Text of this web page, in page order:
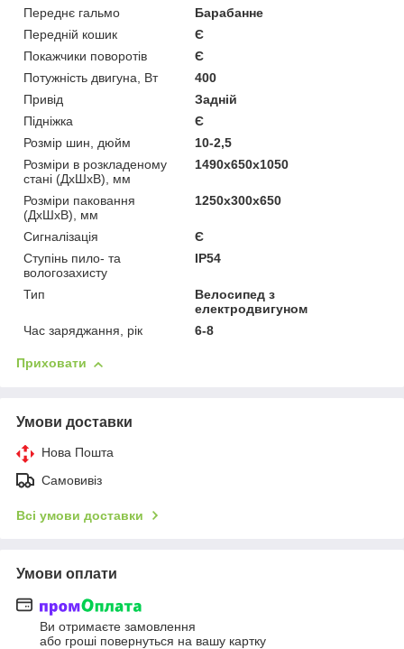
Переднє гальмо
Барабанне
Передній кошик
Є
Покажчики поворотів
Є
Потужність двигуна, Вт
400
Привід
Задній
Підніжка
Є
Розмір шин, дюйм
10-2,5
Розміри в розкладеному
стані (ДхШхВ), мм
1490х650х1050
Розміри паковання
(ДхШхВ), мм
1250х300х650
Сигналізація
Є
Ступінь пило- та
вологозахисту
IP54
Тип
Велосипед з
електродвигуном
Час заряджання, рік
6-8
Приховати
Умови доставки
Нова Пошта
Самовивіз
Всі умови доставки
Умови оплати
Ви отримаєте замовлення
або гроші повернуться на вашу картку